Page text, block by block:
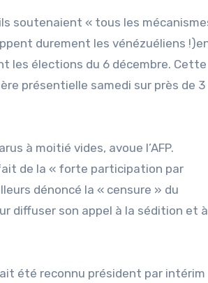
soutenaient « tous les
durement les vénézuéliens
les élections du 6 décembre. Cette
présentielle samedi sur près de 3
à moitié vides, avoue l’AFP.
de la « forte participation par
dénoncé la « censure » du
diffuser son appel à la sédition et à
été reconnu président par intérim